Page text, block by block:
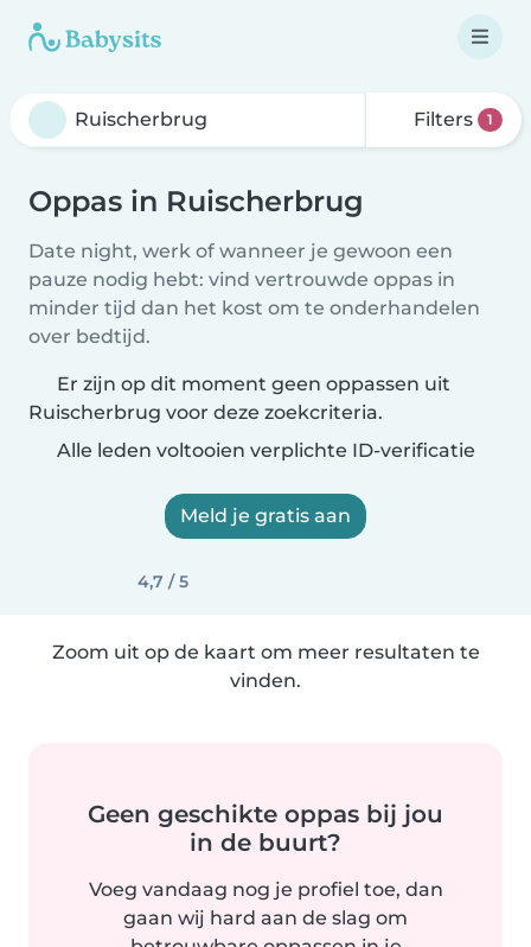
Filters 1
Oppas in Ruischerbrug
Date night, werk of wanneer je gewoon een
pauze nodig hebt: vind vertrouwde oppas in
minder tijd dan het kost om te onderhandelen
over bedtijd.
Er zijn op dit moment geen oppassen uit
Ruischerbrug voor deze zoekcriteria.
Alle leden voltooien verplichte ID-verificatie
Meld je gratis aan
4,7 / 5
Zoom uit op de kaart om meer resultaten te
vinden.
Geen geschikte oppas bij jou
in de buurt?
Voeg vandaag nog je profiel toe, dan
gaan wij hard aan de slag om